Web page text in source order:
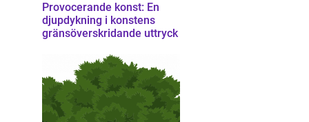
Provocerande konst: En
djupdykning i konstens
gränsöverskridande uttryck